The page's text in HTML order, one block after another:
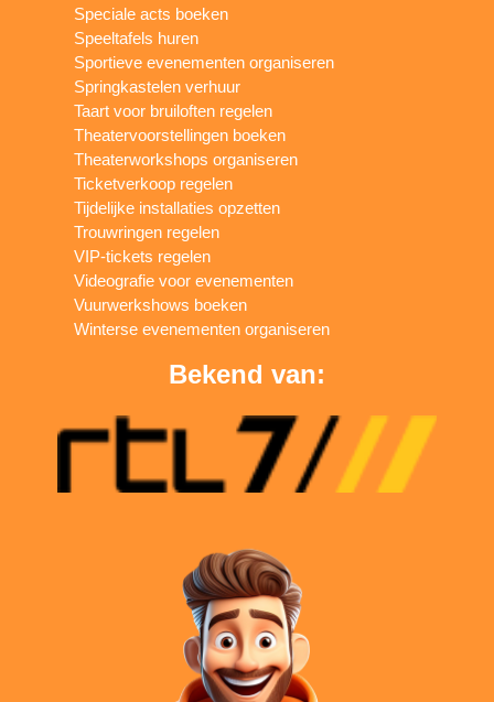
Speciale acts boeken
Speeltafels huren
Sportieve evenementen organiseren
Springkastelen verhuur
Taart voor bruiloften regelen
Theatervoorstellingen boeken
Theaterworkshops organiseren
Ticketverkoop regelen
Tijdelijke installaties opzetten
Trouwringen regelen
VIP-tickets regelen
Videografie voor evenementen
Vuurwerkshows boeken
Winterse evenementen organiseren
Bekend van: